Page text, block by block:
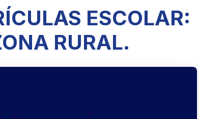
ESCOLAR:
RURAL.